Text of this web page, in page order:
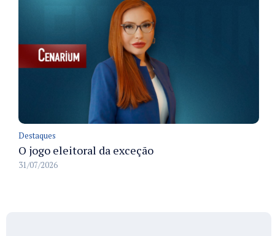
Destaques
O jogo eleitoral da exceção
31/07/2026